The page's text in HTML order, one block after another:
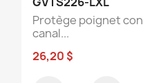
Protège poignet
canal...
26,20 $